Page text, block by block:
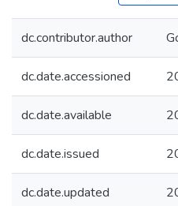
Statistics
dc.contributor.author
dc.date.accessioned
dc.date.available
dc.date.issued
dc.date.updated